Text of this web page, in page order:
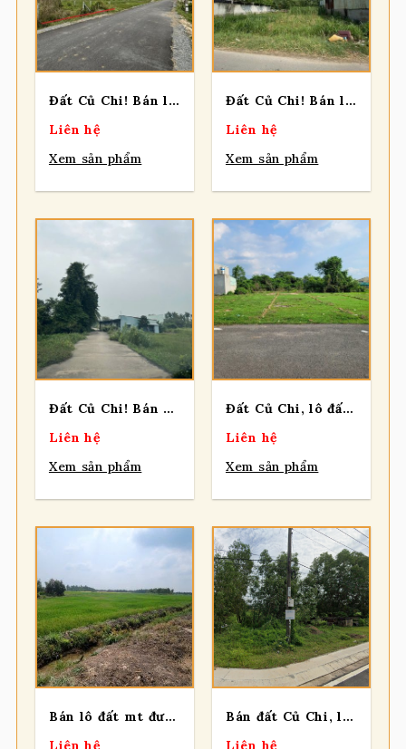
Đất Củ Chi! Bán lô đất mt đường nhựa 812, dt 440,7m, có 150m thổ, xã An Phú (cũ).
Liên hệ
Xem sản phẩm
Đất Củ Chi! Bán lô đất MT đường Nguyễn Thị Dưỡng, dt 354,3m, có 100 thổ, xã Tân Thạnh Đông
Liên hệ
Xem sản phẩm
Đất Củ Chi! Bán gấp lô đất Bê tông xe oto tận nơi, dt 85,5m, full thổ, xã Bình Mỹ
Liên hệ
Xem sản phẩm
Đất Củ Chi, lô đất 2 sẹc Nguyễn Thị Lắng, diện tích 152,9m2 full thổ ,xã Củ Chi.
Liên hệ
Xem sản phẩm
Bán lô đất mt đường kênh xe tải, dt 2.562m, đất vườn, xã Tân Thông Hội
Liên hệ
Bán đất Củ Chi, lô đất góc 2 MT đường Nguyễn Thị Lèn, diện tích 371,5m2 quy hoạch khu dân cư, xã Bình Mỹ.
Liên hệ